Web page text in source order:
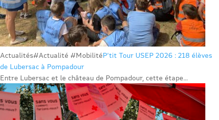
Actualités#Actualité #MobilitéP’tit Tour USEP 2026 : 218 élèves
de Lubersac à Pompadour
Entre Lubersac et le château de Pompadour, cette étape...